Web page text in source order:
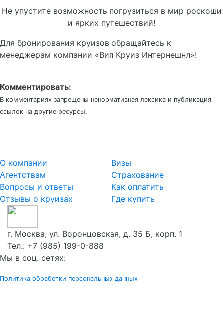
Не упустите возможность погрузиться в мир роскоши
и ярких путешествий!
Для бронирования круизов обращайтесь к
менеджерам компании «Вип Круиз Интернешнл»!
Комментировать:
В комментариях запрещены ненормативная лексика и публикация
ссылок на другие ресурсы.
О компании
Агентствам
Вопросы и ответы
Отзывы о круизах
Визы
Страхование
Как оплатить
Где купить
г. Москва, ул. Воронцовская, д. 35 Б, корп. 1
Тел.: +7 (985) 199-0-888
Мы в соц. сетях:
Политика обработки персональных данных